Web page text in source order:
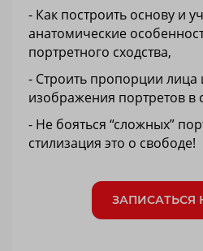
- Как построить основу и
анатомические
портретного сходства,
- Строить пропорции лица
изображения портретов в
- Не бояться “сложных”
стилизация это о свободе!
ЗАПИСАТЬСЯ